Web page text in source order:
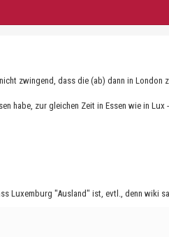
zwingend, dass die (ab) dann in London
habe, zur gleichen Zeit in Essen wie in
Luxemburg "Ausland" ist, evtl., denn wiki